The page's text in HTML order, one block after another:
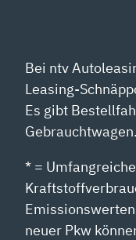
Bei ntv
Leasing-
Es gibt
Gebrauchtwagen.
* =
neuer Pkw